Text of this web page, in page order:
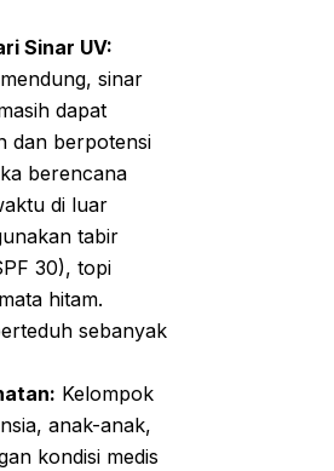
Sinar UV:
sinar
dapat
dan berpotensi
berencana
di luar
tabir
30), topi
hitam.
sebanyak
Kelompok
anak-anak,
kondisi medis